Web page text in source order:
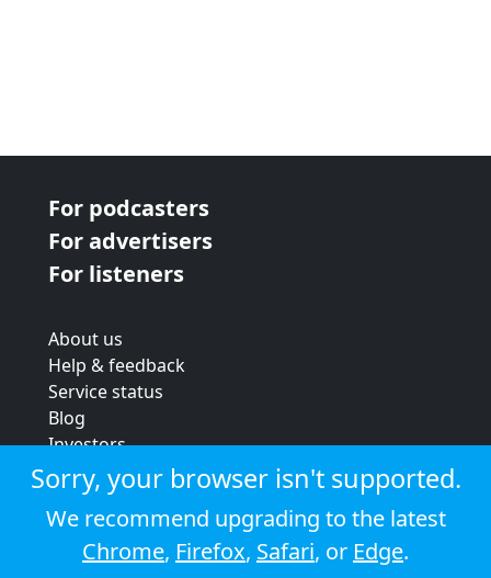
For podcasters
For advertisers
For listeners
About us
Help & feedback
Service status
Blog
Investors
Strategic review
Terms & conditions
Privacy policy
Cookie policy
Sorry, your browser isn't supported.
We recommend upgrading to the latest
Chrome, Firefox, Safari, or Edge.